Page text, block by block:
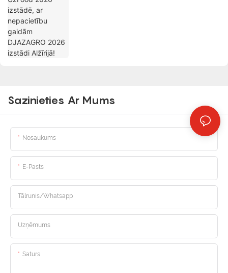
Sazinieties Ar Mums
Nosaukums
E-Pasts
Tālrunis/whatsapp
Uzņēmums
Saturs